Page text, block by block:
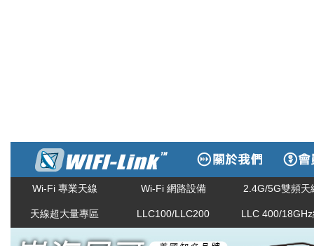
Wi-Fi 專業天線 Wi-Fi 網路設備 2.4G/5G雙頻天
天線超大量專區 LLC100/LLC200 LLC 400/